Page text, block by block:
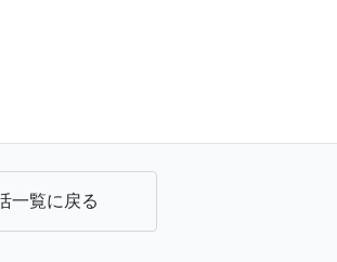
一覧に戻る